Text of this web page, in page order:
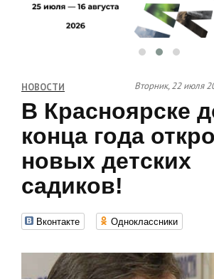
НОВОСТИ Вторник, 22 июля
В Красноярске
конца года
новых детских
садиков!
Вконтакте Одноклассники